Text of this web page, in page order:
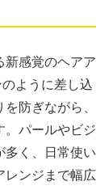
新感覚のヘアア
ように差し込
防ぎながら、
。パールやビジ
多く、日常使い
レンジまで幅広